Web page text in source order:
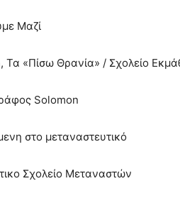
Μαζί
«Πίσω Θρανία» / Σχολείο
Solomon
στο μεταναστευτικό
Σχολείο Μεταναστών